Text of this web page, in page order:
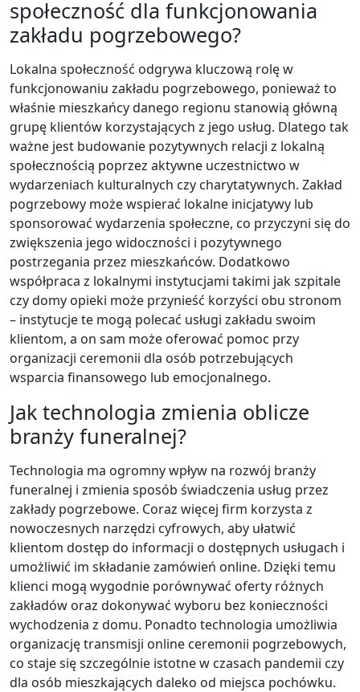
społeczność dla funkcjonowania
zakładu pogrzebowego?
Lokalna społeczność odgrywa kluczową rolę w
funkcjonowaniu zakładu pogrzebowego, ponieważ to
właśnie mieszkańcy danego regionu stanowią główną
grupę klientów korzystających z jego usług. Dlatego tak
ważne jest budowanie pozytywnych relacji z lokalną
społecznością poprzez aktywne uczestnictwo w
wydarzeniach kulturalnych czy charytatywnych. Zakład
pogrzebowy może wspierać lokalne inicjatywy lub
sponsorować wydarzenia społeczne, co przyczyni się do
zwiększenia jego widoczności i pozytywnego
postrzegania przez mieszkańców. Dodatkowo
współpraca z lokalnymi instytucjami takimi jak szpitale
czy domy opieki może przynieść korzyści obu stronom
– instytucje te mogą polecać usługi zakładu swoim
klientom, a on sam może oferować pomoc przy
organizacji ceremonii dla osób potrzebujących
wsparcia finansowego lub emocjonalnego.
Jak technologia zmienia oblicze
branży funeralnej?
Technologia ma ogromny wpływ na rozwój branży
funeralnej i zmienia sposób świadczenia usług przez
zakłady pogrzebowe. Coraz więcej firm korzysta z
nowoczesnych narzędzi cyfrowych, aby ułatwić
klientom dostęp do informacji o dostępnych usługach i
umożliwić im składanie zamówień online. Dzięki temu
klienci mogą wygodnie porównywać oferty różnych
zakładów oraz dokonywać wyboru bez konieczności
wychodzenia z domu. Ponadto technologia umożliwia
organizację transmisji online ceremonii pogrzebowych,
co staje się szczególnie istotne w czasach pandemii czy
dla osób mieszkających daleko od miejsca pochówku.